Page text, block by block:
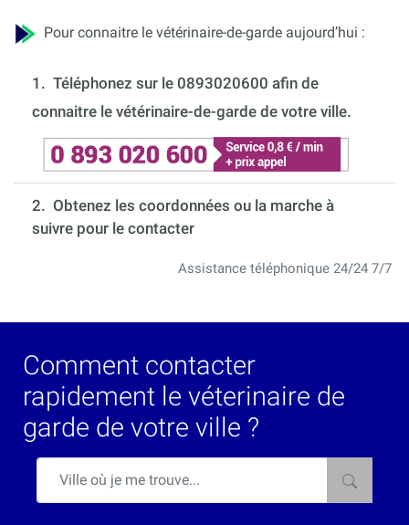
Pour connaitre le vétérinaire-de-garde aujourd’hui :
1. Téléphonez sur le 0893020600 afin de
connaitre le vétérinaire-de-garde de votre ville.
2. Obtenez les coordonnées ou la marche à
suivre pour le contacter
Assistance téléphonique 24/24 7/7
Comment contacter
rapidement le véterinaire de
garde de votre ville ?